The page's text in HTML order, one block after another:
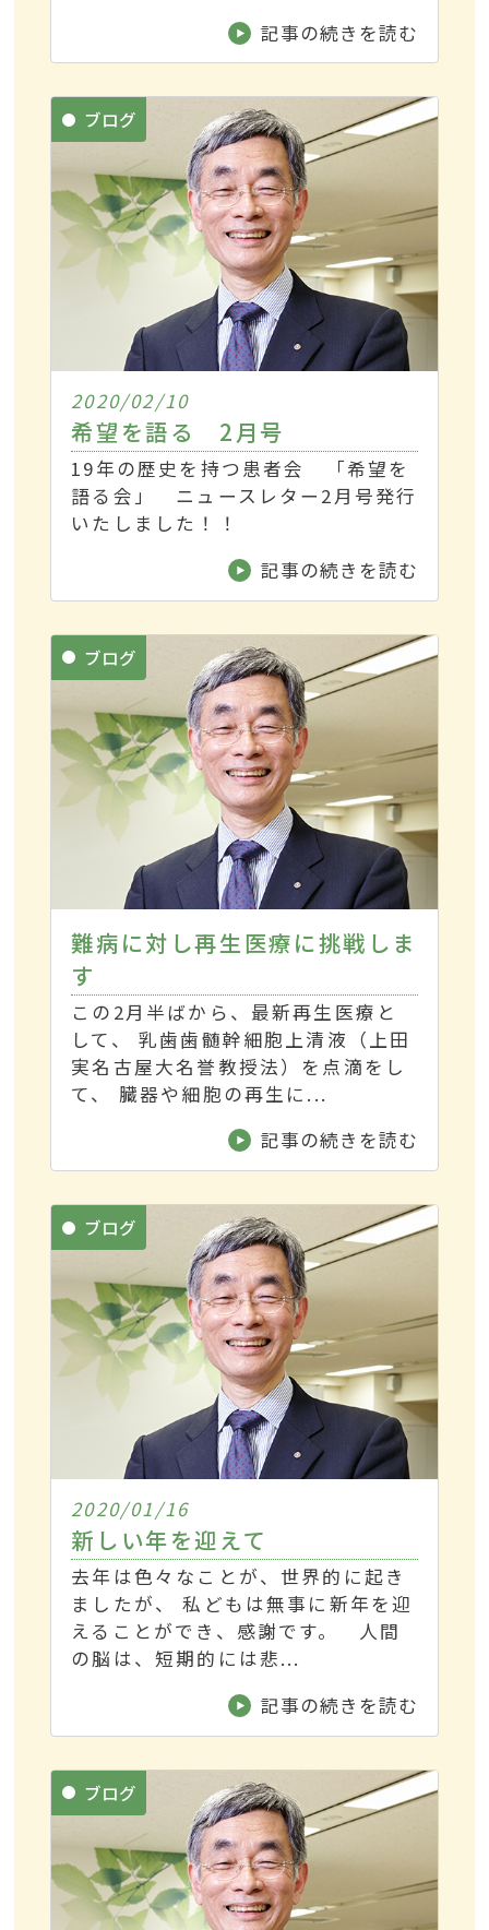
記事の続きを読む
ブログ
2020/02/10
希望を語る 2月号
19年の歴史を持つ患者会 「希望を
語る会」 ニュースレター2月号発行
いたしました！！
記事の続きを読む
ブログ
難病に対し再生医療に挑戦しま
す
この2月半ばから、最新再生医療と
して、 乳歯歯髄幹細胞上清液（上田
実名古屋大名誉教授法）を点滴をし
て、 臓器や細胞の再生に...
記事の続きを読む
ブログ
2020/01/16
新しい年を迎えて
去年は色々なことが、世界的に起き
ましたが、 私どもは無事に新年を迎
えることができ、感謝です。 人間
の脳は、短期的には悲...
記事の続きを読む
ブログ